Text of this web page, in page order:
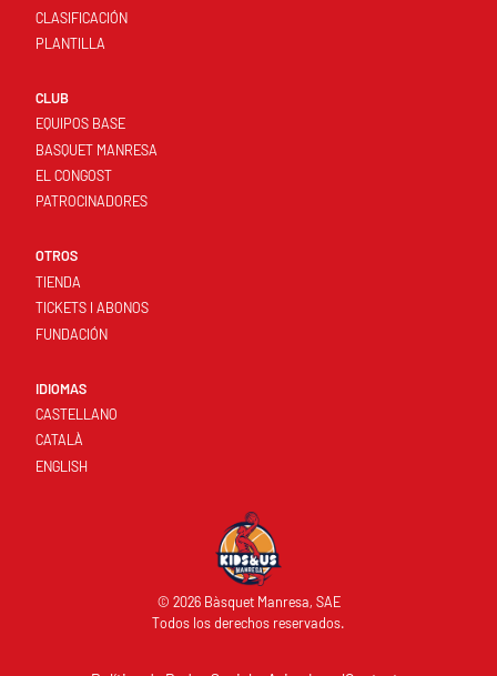
CLASIFICACIÓN
PLANTILLA
CLUB
EQUIPOS BASE
BASQUET MANRESA
EL CONGOST
PATROCINADORES
OTROS
TIENDA
TICKETS I ABONOS
FUNDACIÓN
IDIOMAS
CASTELLANO
CATALÀ
ENGLISH
© 2026 Bàsquet Manresa, SAE
Todos los derechos reservados.